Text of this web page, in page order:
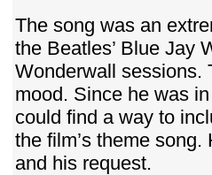
The song was an
the Beatles’ Blue Jay
Wonderwall sessions.
mood. Since he was
could find a way to
the film’s theme
and his request.